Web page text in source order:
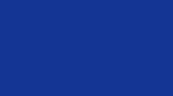
Copyright © 2001-2020 ヤナコテクニカ